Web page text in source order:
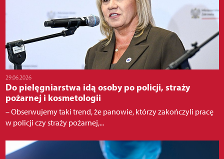
29.06.2026
Do pielęgniarstwa idą osoby po policji, straży
pożarnej i kosmetologii
– Obserwujemy taki trend, że panowie, którzy zakończyli pracę
w policji czy straży pożarnej,...